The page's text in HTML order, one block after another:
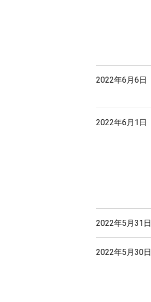
2022年6月6日
2022年6月1日
2022年5月31日
2022年5月30日